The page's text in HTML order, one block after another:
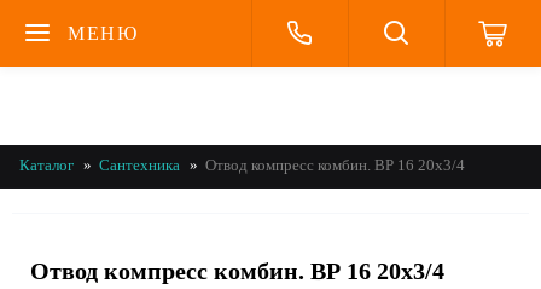
МЕНЮ
Каталог Сантехника Отвод компресс комбин. ВР 16 20х3/4
Отвод компресс комбин. ВР 16 20х3/4